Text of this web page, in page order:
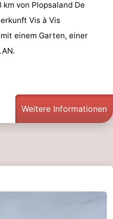
von Plopsaland De
Vis à Vis
einem Garten, einer
Weitere Informationen